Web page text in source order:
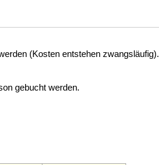
(Kosten entstehen zwangsläufig).
gebucht werden.